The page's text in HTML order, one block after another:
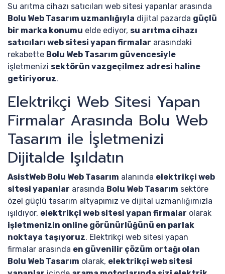
Su arıtma cihazı satıcıları web sitesi yapanlar arasında
Bolu Web Tasarım uzmanlığıyla dijital pazarda güçlü
bir marka konumu elde ediyor, su arıtma cihazı
satıcıları web sitesi yapan firmalar arasındaki
rekabette Bolu Web Tasarım güvencesiyle
işletmenizi sektörün vazgeçilmez adresi haline
getiriyoruz.
Elektrikçi Web Sitesi Yapan
Firmalar Arasında Bolu Web
Tasarım ile İşletmenizi
Dijitalde Işıldatın
AsistWeb Bolu Web Tasarım alanında elektrikçi web
sitesi yapanlar arasında Bolu Web Tasarım sektöre
özel güçlü tasarım altyapımız ve dijital uzmanlığımızla
ışıldıyor, elektrikçi web sitesi yapan firmalar olarak
işletmenizin online görünürlüğünü en parlak
noktaya taşıyoruz. Elektrikçi web sitesi yapan
firmalar arasında en güvenilir çözüm ortağı olan
Bolu Web Tasarım olarak, elektrikçi web sitesi